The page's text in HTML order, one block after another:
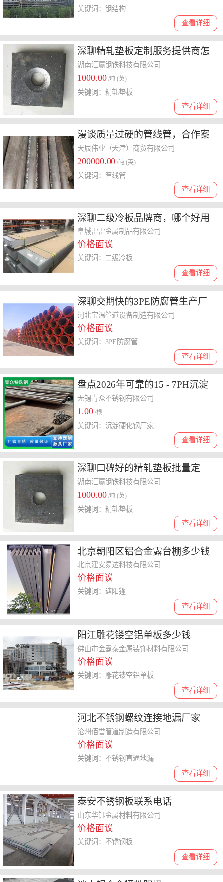
查看详细
关键词：钢结构
深聊精轧垫板定制服务提供商怎
么选择，这几家实力出众
湖南汇赢钢铁科技有限公司
1000.00 /吨 (英)
查看详细
关键词：精轧垫板
漫谈质量过硬的管线管，合作案
例多的加工厂怎么收费
天辰伟业（天津）商贸有限公司
200000.00 /吨 (英)
查看详细
关键词：管线管
深聊二级冷板品牌商，哪个好用
又实惠？
阜城雷雷金属制品有限公司
价格面议
查看详细
关键词：二级冷板
深聊交期快的3PE防腐管生产厂
家，哪家性价比高值得选
河北宝温管道设备制造有限公司
价格面议
查看详细
关键词：3PE防腐管
盘点2026年可靠的15 - 7PH沉淀
硬化钢厂家，选哪家
无锡青众不锈钢有限公司
1.00 /根
查看详细
关键词：沉淀硬化钢厂家
深聊口碑好的精轧垫板批量定
制、特种精轧垫板优质供应商靠
谱吗
湖南汇赢钢铁科技有限公司
1000.00 /吨 (英)
查看详细
关键词：精轧垫板
北京朝阳区铝合金露台棚多少钱
北京建安易达科技有限公司
价格面议
查看详细
关键词：遮阳篷
阳江雕花镂空铝单板多少钱
佛山市金霸泰金属装饰材料有限公司
价格面议
查看详细
关键词：雕花镂空铝单板
河北不锈钢螺纹连接地漏厂家
沧州佰誉管道制造有限公司
价格面议
查看详细
关键词：不锈钢直通地漏
泰安不锈钢板联系电话
山东华钰金属材料有限公司
价格面议
查看详细
关键词：不锈钢板